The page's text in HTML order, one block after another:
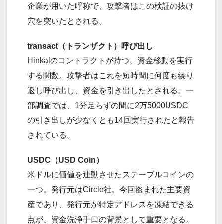
企業が用いた呼称で、攻撃者はこの検証の抜け
穴を突いたとされる。
transact（トランザクト）呼び出し
Hinkalのコントラクトが持つ、資金移動を実行
する関数。攻撃者はこれを短時間に何度も繰り
返し呼び出し、資金を引き出したとされる。一
部調査では、1分足らずの間に2万5000USDC
の引き出しが少なくとも14回実行されたと報告
されている。
USDC（USD Coin）
米ドルに価値を連動させたステーブルコインの
一つ。発行元はCircle社。今回盗まれた主要資
産であり、発行元が特定アドレスを凍結できる
点が、資金洗浄手口の背景として重要となる。